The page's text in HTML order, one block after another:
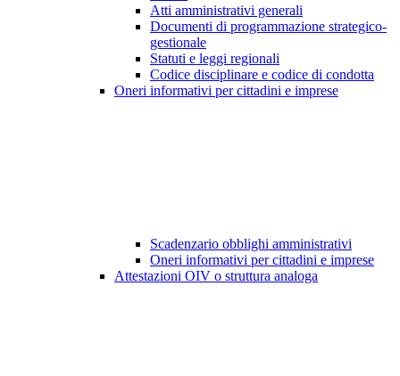
Atti amministrativi generali
Documenti di programmazione strategico-
gestionale
Statuti e leggi regionali
Codice disciplinare e codice di condotta
Oneri informativi per cittadini e imprese
Scadenzario obblighi amministrativi
Oneri informativi per cittadini e imprese
Attestazioni OIV o struttura analoga